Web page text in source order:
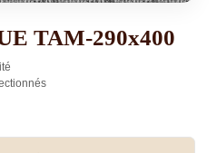
TAM-290x400